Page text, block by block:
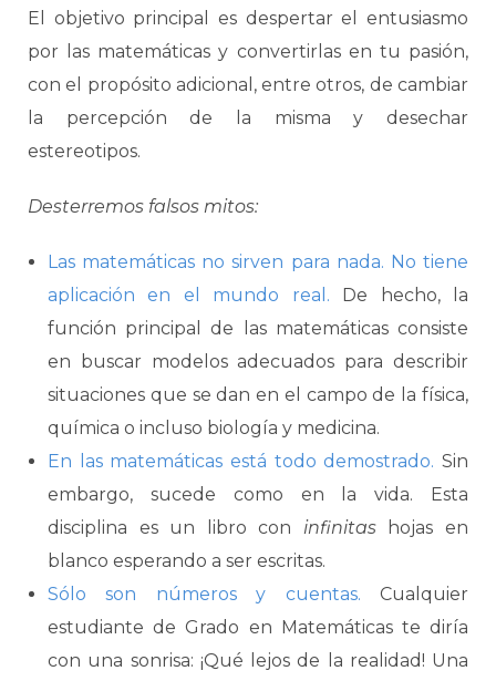
El objetivo principal es despertar el entusiasmo
por las matemáticas y convertirlas en tu pasión,
con el propósito adicional, entre otros, de cambiar
la percepción de la misma y desechar
estereotipos.
Desterremos falsos mitos:
Las matemáticas no sirven para nada. No tiene
aplicación en el mundo real. De hecho, la
función principal de las matemáticas consiste
en buscar modelos adecuados para describir
situaciones que se dan en el campo de la física,
química o incluso biología y medicina.
En las matemáticas está todo demostrado. Sin
embargo, sucede como en la vida. Esta
disciplina es un libro con infinitashojas en
blanco esperando a ser escritas.
Sólo son números y cuentas. Cualquier
estudiante de Grado en Matemáticas te diría
con una sonrisa: ¡Qué lejos de la realidad! Una